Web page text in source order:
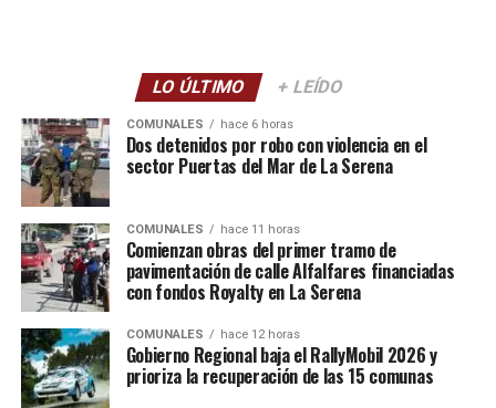
LO ÚLTIMO + LEÍDO
COMUNALES hace 6 horas
Dos detenidos por robo con violencia en el
sector Puertas del Mar de La Serena
COMUNALES hace 11 horas
Comienzan obras del primer tramo de
pavimentación de calle Alfalfares financiadas
con fondos Royalty en La Serena
COMUNALES hace 12 horas
Gobierno Regional baja el RallyMobil 2026 y
prioriza la recuperación de las 15 comunas